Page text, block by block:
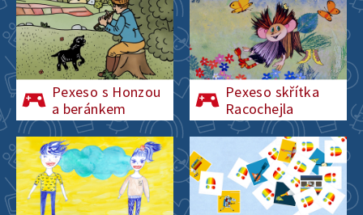
Pexeso s Honzou
a beránkem
Pexeso skřítka
Racochejla